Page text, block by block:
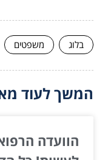
בלוג משפטים
המשך לעוד
הוועדה